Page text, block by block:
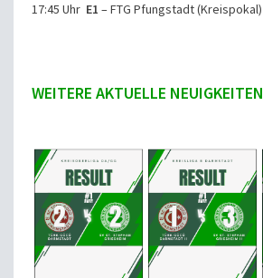
17:45 Uhr E1 – FTG Pfungstadt (Kreispokal)
WEITERE AKTUELLE NEUIGKEITEN